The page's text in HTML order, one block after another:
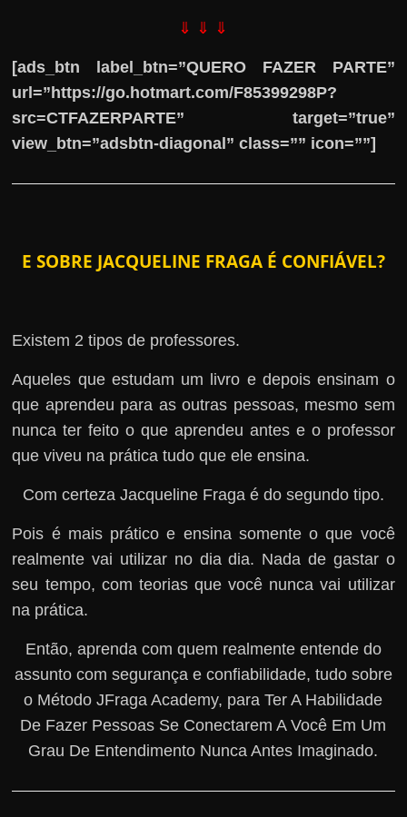
⇓ ⇓ ⇓
[ads_btn label_btn=”QUERO FAZER PARTE”
url=”https://go.hotmart.com/F85399298P?
src=CTFAZERPARTE” target=”true”
view_btn=”adsbtn-diagonal” class=”” icon=””]
E SOBRE JACQUELINE FRAGA É CONFIÁVEL?
Existem 2 tipos de professores.
Aqueles que estudam um livro e depois ensinam o
que aprendeu para as outras pessoas, mesmo sem
nunca ter feito o que aprendeu antes e o professor
que viveu na prática tudo que ele ensina.
Com certeza Jacqueline Fraga é do segundo tipo.
Pois é mais prático e ensina somente o que você
realmente vai utilizar no dia dia. Nada de gastar o
seu tempo, com teorias que você nunca vai utilizar
na prática.
Então, aprenda com quem realmente entende do
assunto com segurança e confiabilidade, tudo sobre
o Método JFraga Academy, para Ter A Habilidade
De Fazer Pessoas Se Conectarem A Você Em Um
Grau De Entendimento Nunca Antes Imaginado.